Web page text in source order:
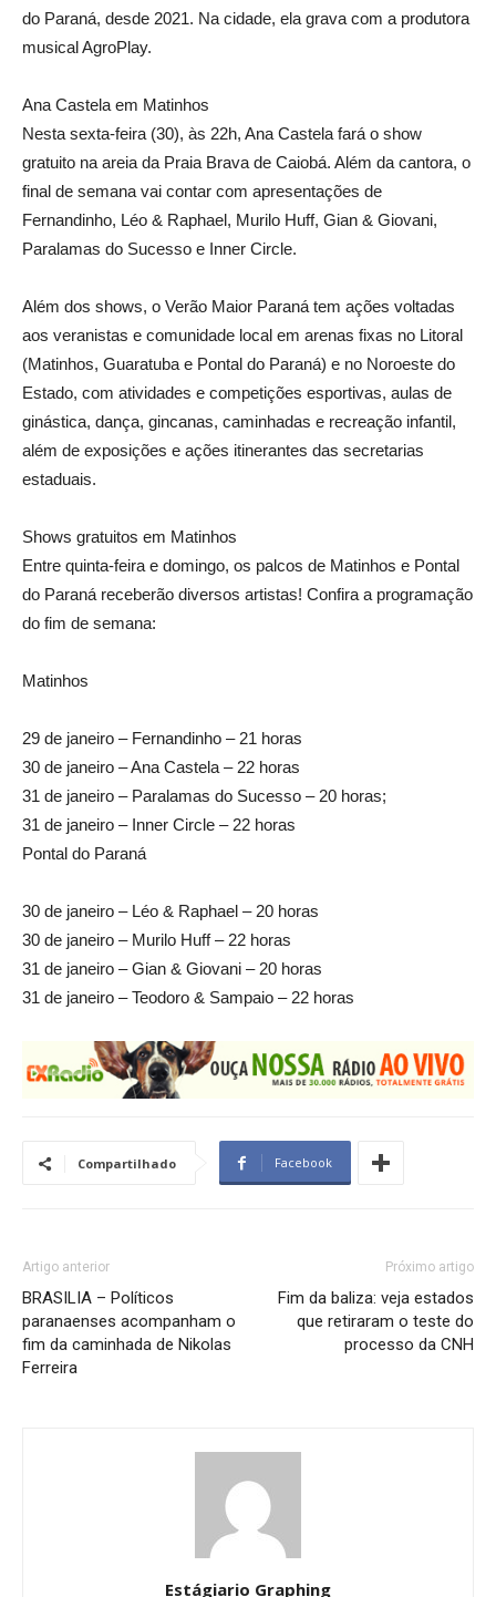
do Paraná, desde 2021. Na cidade, ela grava com a produtora
musical AgroPlay.
Ana Castela em Matinhos
Nesta sexta-feira (30), às 22h, Ana Castela fará o show
gratuito na areia da Praia Brava de Caiobá. Além da cantora, o
final de semana vai contar com apresentações de
Fernandinho, Léo & Raphael, Murilo Huff, Gian & Giovani,
Paralamas do Sucesso e Inner Circle.
Além dos shows, o Verão Maior Paraná tem ações voltadas
aos veranistas e comunidade local em arenas fixas no Litoral
(Matinhos, Guaratuba e Pontal do Paraná) e no Noroeste do
Estado, com atividades e competições esportivas, aulas de
ginástica, dança, gincanas, caminhadas e recreação infantil,
além de exposições e ações itinerantes das secretarias
estaduais.
Shows gratuitos em Matinhos
Entre quinta-feira e domingo, os palcos de Matinhos e Pontal
do Paraná receberão diversos artistas! Confira a programação
do fim de semana:
Matinhos
29 de janeiro – Fernandinho – 21 horas
30 de janeiro – Ana Castela – 22 horas
31 de janeiro – Paralamas do Sucesso – 20 horas;
31 de janeiro – Inner Circle – 22 horas
Pontal do Paraná
30 de janeiro – Léo & Raphael – 20 horas
30 de janeiro – Murilo Huff – 22 horas
31 de janeiro – Gian & Giovani – 20 horas
31 de janeiro – Teodoro & Sampaio – 22 horas
Compartilhado Facebook
Artigo anterior
BRASILIA – Políticos
paranaenses acompanham o
fim da caminhada de Nikolas
Ferreira
Próximo artigo
Fim da baliza: veja estados
que retiraram o teste do
processo da CNH
Estágiario Graphing